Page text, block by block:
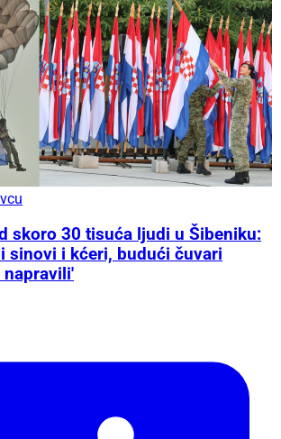
skoro 30 tisuća ljudi u Šibeniku:
sinovi i kćeri, budući čuvari
napravili'